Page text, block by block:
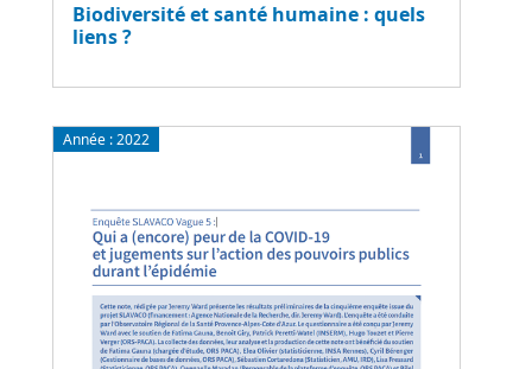
Biodiversité et santé humaine : quels
liens ?
Année :2022